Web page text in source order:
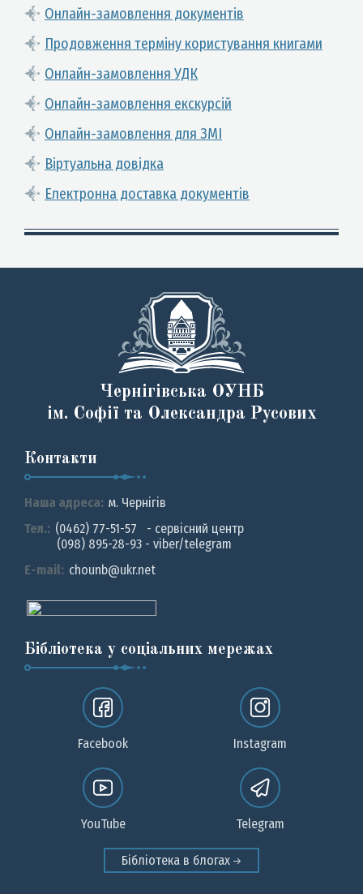
Онлайн-замовлення документів
Продовження терміну користування книгами
Онлайн-замовлення УДК
Онлайн-замовлення екскурсій
Онлайн-замовлення для ЗМІ
Віртуальна довідка
Електронна доставка документів
Чернігівська ОУНБ
ім. Софії та Олександра Русових
Контакти
Наша адреса: м. Чернiгiв
Тел.: (0462) 77-51-57 - сервісний центр
(098) 895-28-93 - viber/telegram
E-mail: chounb@ukr.net
Бібліотека у соціальних мережах
Facebook Instagram
YouTube Telegram
Бібліотека в блогах